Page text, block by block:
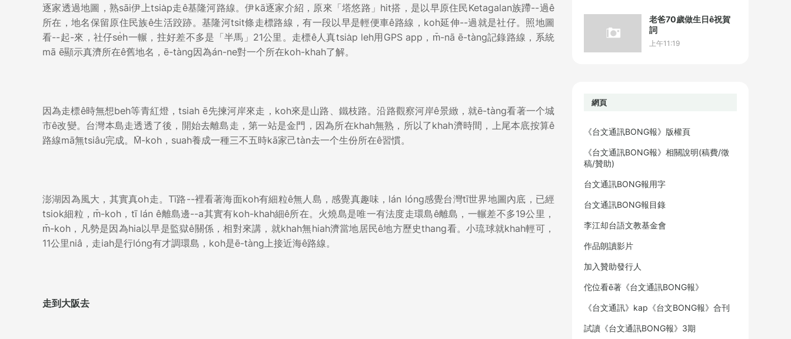
逐家透過地圖，熟sāi伊上tsia̍p走ê基隆河路線。伊kā逐家介紹，原來「塔悠路」hit搭，是以早原住民Ketagalan族蹛--過ê
所在，地名保留原住民族ê生活跤跡。基隆河tsit條走標路線，有一段以早是輕便車ê路線，koh延伸--過就是社仔。照地圖
看--起-來，社仔se̍h一輾，拄好差不多是「半馬」21公里。走標ê人真tsia̍p leh用GPS app，m̄-nā ē-tàng記錄路線，系統
mā ē顯示真濟所在ê舊地名，ē-tàng因為án-ne對一个所在koh-khah了解。
因為走標ê時無想beh等青紅燈，tsiah ē先揀河岸來走，koh來是山路、鐵枝路。沿路觀察河岸ê景緻，就ē-tàng看著一个城
市ê改變。台灣本島走透透了後，開始去離島走，第一站是金門，因為所在khah無熟，所以了khah濟時間，上尾本底按算ê
路線mā無tsiâu完成。M̄-koh，suah養成一種三不五時kā家己tàn去一个生份所在ê習慣。
澎湖因為風大，其實真oh走。Tī路--裡看著海面koh有細粒ê無人島，感覺真趣味，lán lóng感覺台灣tī世界地圖內底，已經
tsiok細粒，m̄-koh，tī lán ê離島邊--a其實有koh-khah細ê所在。火燒島是唯一有法度走環島ê離島，一輾差不多19公里，
m̄-koh，凡勢是因為hia以早是監獄ê關係，相對來講，就khah無hiah濟當地居民ê地方歷史thang看。小琉球就khah輕可，
11公里niâ，走iah是行lóng有才調環島，koh是ē-tàng上接近海ê路線。
走到大阪去
老爸70歲做生日ê祝賀
詞
上午11:19
網頁
《台文通訊BONG報》版權頁
《台文通訊BONG報》相關說明(稿費/徵
稿/贊助)
台文通訊BONG報用字
台文通訊BONG報目錄
李江却台語文教基金會
作品朗讀影片
加入贊助發行人
佗位看ē著《台文通訊BONG報》
《台文通訊》kap《台文BONG報》合刊
試讀《台文通訊BONG報》3期